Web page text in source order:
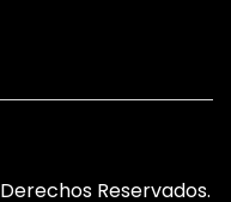
Reservados.